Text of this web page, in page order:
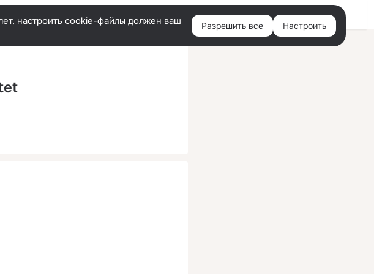
Русский Войти
настроить cookie-файлы должен ваш
Разрешить все Настроить